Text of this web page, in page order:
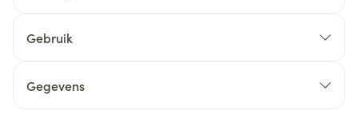
Gebruik
Gegevens